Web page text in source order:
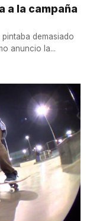
a la campaña
demasiado
anuncio la...